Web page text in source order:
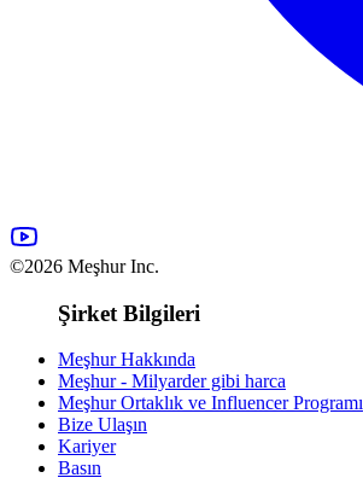
©2026 Meşhur Inc.
Şirket Bilgileri
Meşhur Hakkında
Meşhur - Milyarder gibi harca
Meşhur Ortaklık ve Influencer Programı
Bize Ulaşın
Kariyer
Basın